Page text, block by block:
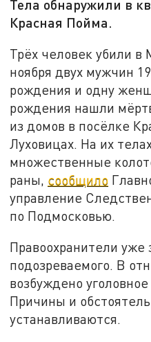
Тела обнаружили в
Красная Пойма.
Трёх человек убили в
ноября двух мужчин
рождения и одну
рождения нашли
из домов в посёлке
Луховицах. На их
множественные
раны, сообщило
управление
по Подмосковью.
Правоохранители уже
подозреваемого. В
возбуждено
Причины и
устанавливаются.